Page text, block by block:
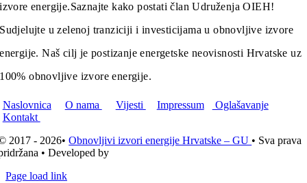
izvore energije.Saznajte kako postati član Udruženja OIEH!
Sudjelujte u zelenoj tranziciji i investicijama u obnovljive izvore
energije. Naš cilj je postizanje energetske neovisnosti Hrvatske uz
100% obnovljive izvore energije.
Naslovnica O nama Vijesti Impressum
Oglašavanje
Kontakt
2017 - 2026•Obnovljivi izvori energije Hrvatske – GU • Sva prava
• Developed by
Page load link